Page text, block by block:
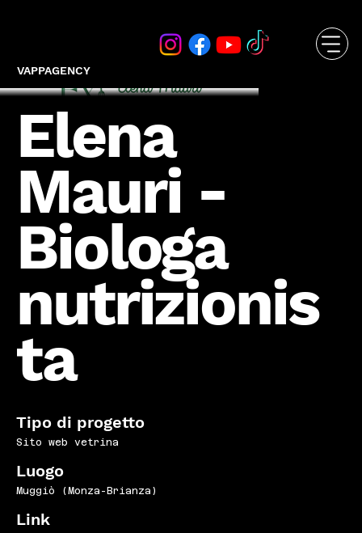
VAPPAGENCY
Elena
Mauri -
Biologa
nutrizionis
ta
Tipo di progetto
Sito web vetrina
Luogo
Muggiò (Monza-Brianza)
Link